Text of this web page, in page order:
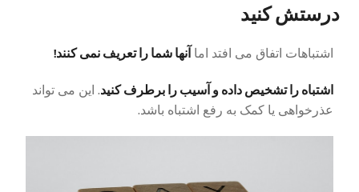
درستش کنید
اشتباهات اتفاق می افتد اما آنها شما را تعریف نمی کنند!
اشتباه را تشخیص داده و آسیب را برطرف کنید. این می تواند
عذرخواهی یا کمک به رفع اشتباه باشد.